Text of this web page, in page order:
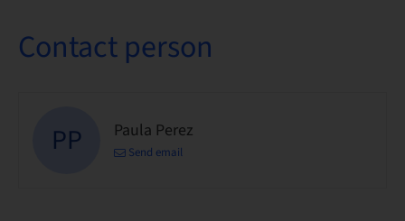
Contact person
PP Paula Perez
Send email